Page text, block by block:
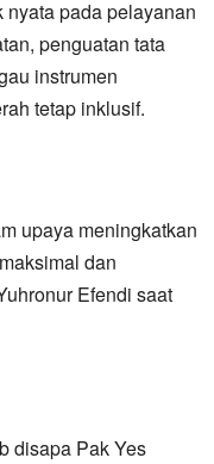
pada pelayanan
penguatan tata
instrumen
tetap inklusif.
upaya meningkatkan
dan
Efendi saat
disapa Pak Yes